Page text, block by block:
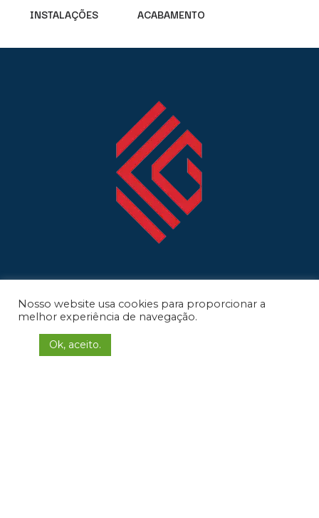
INSTALAÇÕES ACABAMENTO
(31) 3498-8048
(31) 99813-6391
contato@llgengenharia.com.br
Nosso website usa cookies para proporcionar a
melhor experiência de navegação.
Ok, aceito.